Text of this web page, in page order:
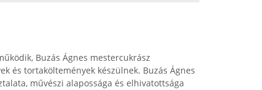
Buzás Ágnes mestercukrász
és tortaköltemények készülnek. Buzás Ágnes
művészi alapossága és elhivatottsága